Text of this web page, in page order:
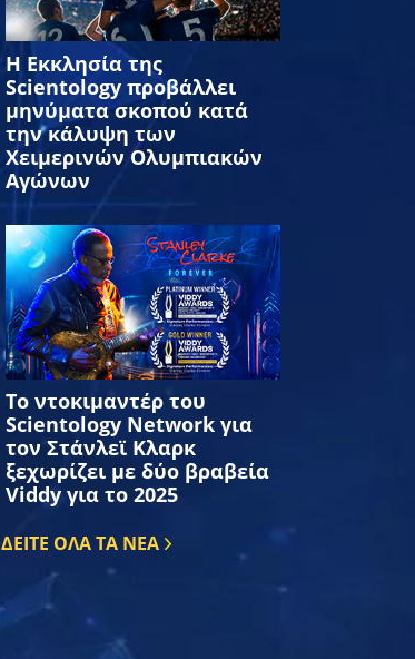
Η Εκκλησία της
Scientology προβάλλει
μηνύματα σκοπού κατά
την κάλυψη των
Χειμερινών Ολυμπιακών
Αγώνων
Το ντοκιμαντέρ του
Scientology Network για
τον Στάνλεϊ Κλαρκ
ξεχωρίζει με δύο βραβεία
Viddy για το 2025
ΔΕΙΤΕ ΟΛΑ ΤΑ ΝΕΑ